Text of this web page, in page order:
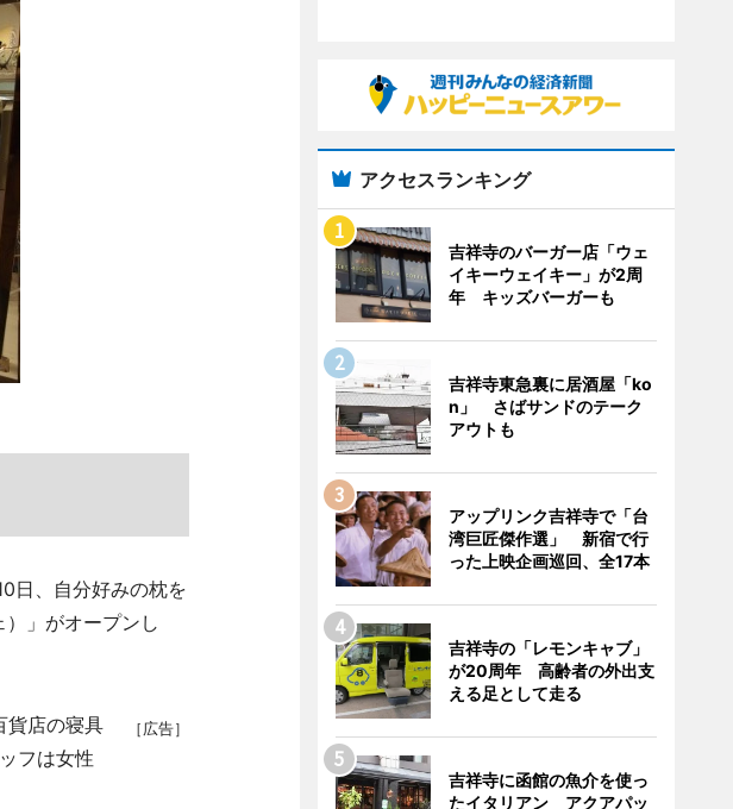
日、自分好みの枕を
」がオープンし
［広告］
貨店の寝具
フは女性
アクセスランキング
吉祥寺のバーガー店「ウェ
イキーウェイキー」が2周
年 キッズバーガーも
吉祥寺東急裏に居酒屋「ko
n」 さばサンドのテーク
アウトも
アップリンク吉祥寺で「台
湾巨匠傑作選」 新宿で行
った上映企画巡回、全17本
吉祥寺の「レモンキャブ」
が20周年 高齢者の外出支
える足として走る
吉祥寺に函館の魚介を使っ
たイタリアン アクアパッ